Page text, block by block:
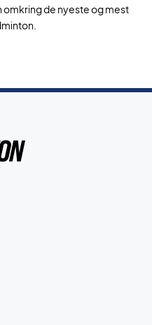
omkring de nyeste og mest